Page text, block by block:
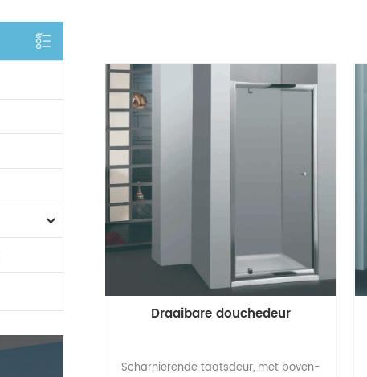
Draaibare douchedeur
Scharnierende taatsdeur, met boven-